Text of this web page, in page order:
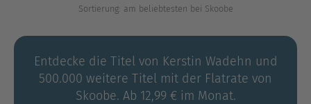
Sortierung: am beliebtesten bei Skoobe
Entdecke die Titel von Kerstin Wadehn und
500.000 weitere Titel mit der Flatrate von
Skoobe. Ab 12,99 € im Monat.